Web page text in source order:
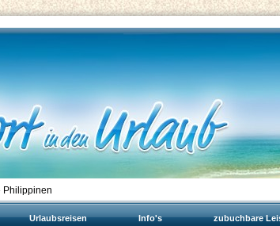
Philippinen
Urlaubsreisen Info's zubuchbare